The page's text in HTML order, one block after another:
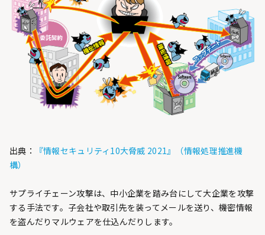
出典：
『情報セキュリティ10大脅威 2021』（情報処理推進機
構）
サプライチェーン攻撃は、中小企業を踏み台にして大企業を攻撃
する手法です。子会社や取引先を装ってメールを送り、機密情報
を盗んだりマルウェアを仕込んだりします。